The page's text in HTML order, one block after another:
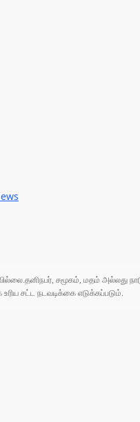
சமூகம், மதம் அல்லது
சட்ட நடவடிக்கை எடுக்கப்படும்.